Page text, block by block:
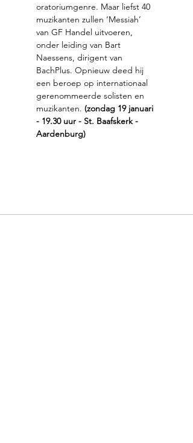
oratoriumgenre. Maar liefst 40
muzikanten zullen ‘Messiah’
van GF Handel uitvoeren,
onder leiding van Bart
Naessens, dirigent van
BachPlus. Opnieuw deed hij
een beroep op internationaal
gerenommeerde solisten en
muzikanten. (zondag 19 januari
- 19.30 uur - St. Baafskerk -
Aardenburg)